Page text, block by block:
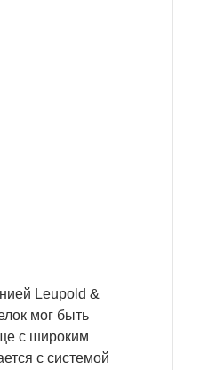
Leupold &
мог быть
с широким
с системой